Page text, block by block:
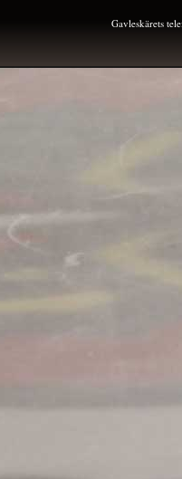
Gavleskärets